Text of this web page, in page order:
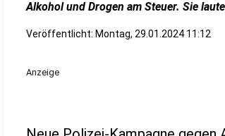
Alkohol und Drogen am Steuer. Sie
Veröffentlicht: Montag, 29.01.2024 11:12
Anzeige